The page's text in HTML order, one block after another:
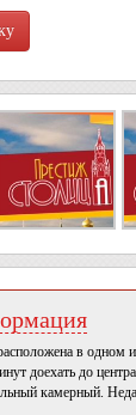
в одном
доехать до
камерный.